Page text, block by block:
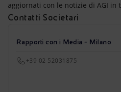
aggiornati con le notizie di AGI in
Contatti Societari
Rapporti con i Media - Milano
+39 02 52031875